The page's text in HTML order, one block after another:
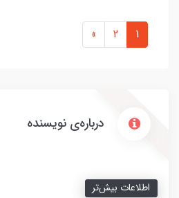
1
2
»
درباره‌ی نویسنده
اطلاعات بیش‌تر